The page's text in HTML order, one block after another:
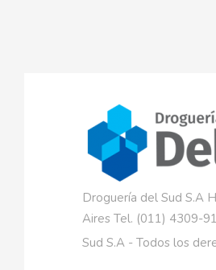
Droguería del Sud S.A
Aires Tel. (011) 4309-
Sud S.A - Todos los